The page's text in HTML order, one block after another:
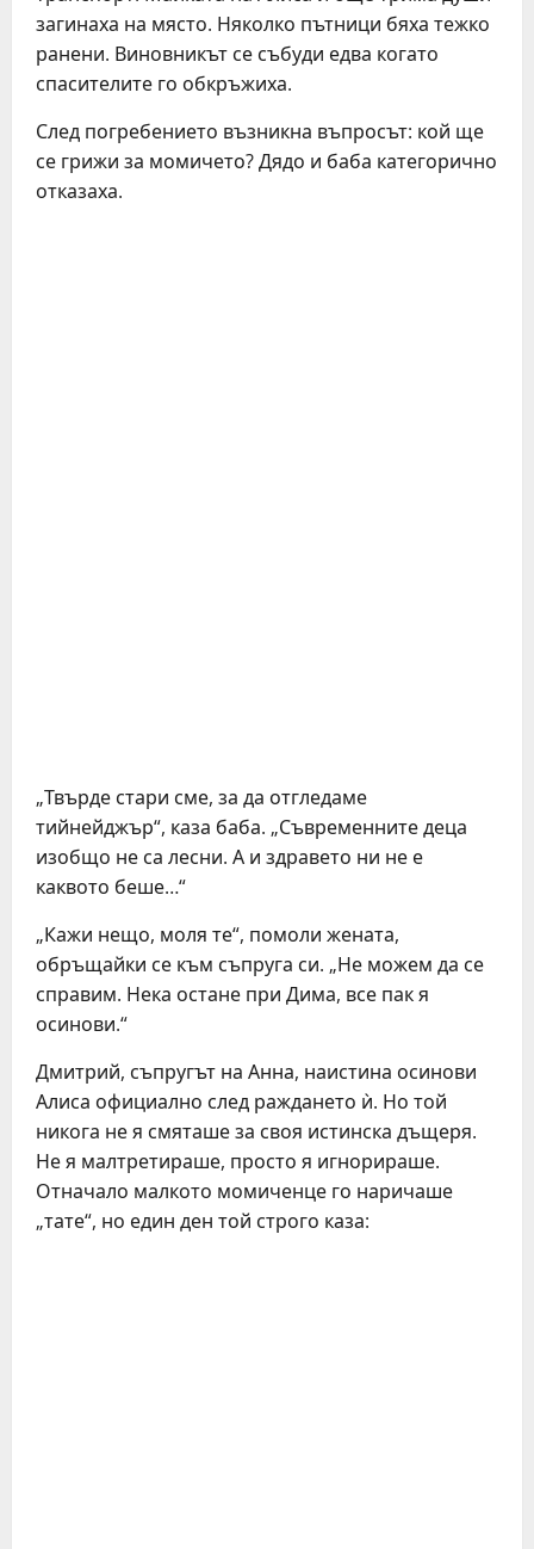
загинаха на място. Няколко пътници бяха тежко
ранени. Виновникът се събуди едва когато
спасителите го обкръжиха.
След погребението възникна въпросът: кой ще
се грижи за момичето? Дядо и баба категорично
отказаха.
„Твърде стари сме, за да отгледаме
тийнейджър“, каза баба. „Съвременните деца
изобщо не са лесни. А и здравето ни не е
каквото беше…“
„Кажи нещо, моля те“, помоли жената,
обръщайки се към съпруга си. „Не можем да се
справим. Нека остане при Дима, все пак я
осинови.“
Дмитрий, съпругът на Анна, наистина осинови
Алиса официално след раждането ѝ. Но той
никога не я смяташе за своя истинска дъщеря.
Не я малтретираше, просто я игнорираше.
Отначало малкото момиченце го наричаше
„тате“, но един ден той строго каза: